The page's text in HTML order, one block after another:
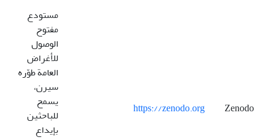
Zenodo
https://zenodo.org
مستودع
مفتوح
الوصول
للأغراض
العامة طوّره
سيرن،
يسمح
للباحثين
بإيداع